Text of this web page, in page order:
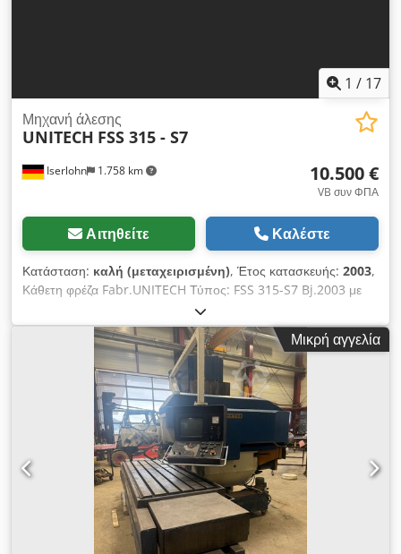
1 / 17
Iserlohn 1.758 km
Μηχανή άλεσης
UNITECH FSS 315 - S7
10.500 €
VB συν ΦΠΑ
Αιτηθείτε Καλέστε
Κατάσταση: καλή (μεταχειρισμένη), Έτος κατασκευής: 2003,
Κάθετη φρέζα Fabr.UNITECH Τύπος: FSS 315-S7 Bj.2003 με
ψηφιακή οθόνη 3 αξόνων ACU-RITE Dcjdpfx Aasv A Trajtsk
Υδραυλικό εργαλείο σύσφιξης, συσκευή σύγχρονης
φρεζαρίσματος, συσκευή ψυκτικού. Αποστάσεις διαδρομής: X
1000 mm Y 355 mm Z505 mm Τραπέζι: 315 mm X 1250 mm.
Βάση άξονα: ISO 50 Ταχύτητες ατράκτου: 28 - 2240 rpm
Μηχάνημα σε καλή κατάσταση, διατίθεται τεκμηρίωση μηχανής.
Για περισσότερα δεδομένα, δείτε τα φύλλα δεδομένων.
Μικρή αγγελία